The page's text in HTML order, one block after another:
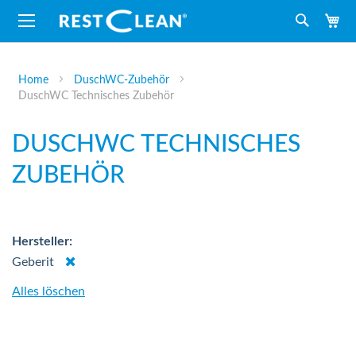
Suche
Home
DuschWC-Zubehör
DuschWC Technisches Zubehör
DUSCHWC TECHNISCHES
ZUBEHÖR
Hersteller
Geberit
Dies
Alles löschen